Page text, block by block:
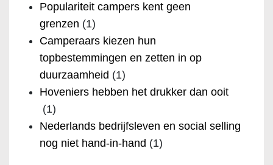
Populariteit campers kent geen
grenzen (1)
Camperaars kiezen hun
topbestemmingen en zetten in op
duurzaamheid (1)
Hoveniers hebben het drukker dan ooit
(1)
Nederlands bedrijfsleven en social selling
nog niet hand-in-hand (1)